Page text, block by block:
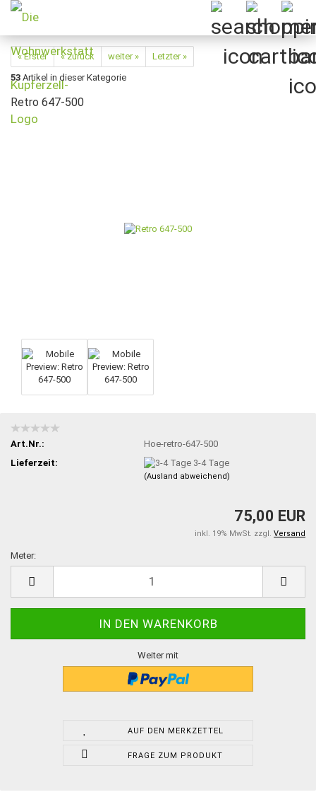
« Erster « zurück weiter »
Letzter »
53 Artikel in dieser Kategorie
Retro 647-500
Art.Nr.:
Hoe-retro-647-500
Lieferzeit:
3-4 Tage
(Ausland abweichend)
75,00 EUR
inkl. 19% MwSt. zzgl. Versand
Meter:
Weiter mit
AUF DEN MERKZETTEL
FRAGE ZUM PRODUKT